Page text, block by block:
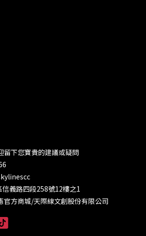
留下您寶貴的建議或疑問
義路四段258號12樓之1
官方商城/天際線文創股份有限公司